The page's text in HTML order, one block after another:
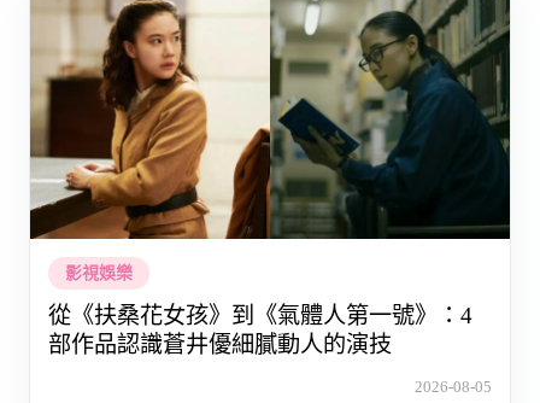
影視娛樂
從《扶桑花女孩》到《氣體人第一號》：4
部作品認識蒼井優細膩動人的演技
2026-08-05